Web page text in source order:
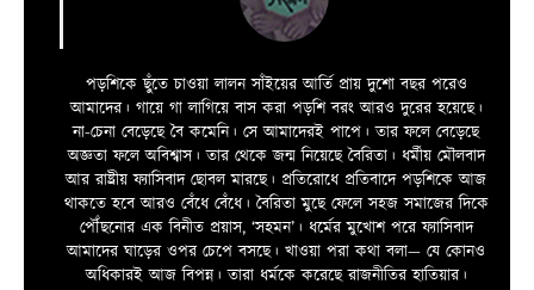
পড়শিকে ছুঁতে চাওয়া লালন সাঁইয়ের আর্তি প্রায় দুশো বছর পরেও
আমাদের। গায়ে গা লাগিয়ে বাস করা পড়শি বরং আরও দুরের হয়েছে।
না-চেনা বেড়েছে বৈ কমেনি। সে আমাদেরই পাপে। তার ফলে বেড়েছে
অজ্ঞতা ফলে অবিশ্বাস। তার থেকে জন্ম নিয়েছে বৈরিতা। ধর্মীয় মৌলবাদ
আর রাষ্ট্রীয় ফ্যাসিবাদ ছোবল মারছে। প্রতিরোধে প্রতিবাদে পড়শিকে আজ
থাকতে হবে আরও বেঁধে বেঁধে। বৈরিতা মুছে ফেলে সহজ সমাজের দিকে
পৌঁছনোর এক বিনীত প্রয়াস, ‘সহমন’। ধর্মের মুখোশ পরে ফ্যাসিবাদ
আমাদের ঘাড়ের ওপর চেপে বসছে। খাওয়া পরা কথা বলা—­­ যে কোনও
অধিকারই আজ বিপন্ন। তারা ধর্মকে করেছে রাজনীতির হাতিয়ার।